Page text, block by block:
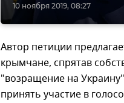
10 ноября 2019, 08:27
Автор петиции
крымчане, спрятав
"возращение на
принять участие в